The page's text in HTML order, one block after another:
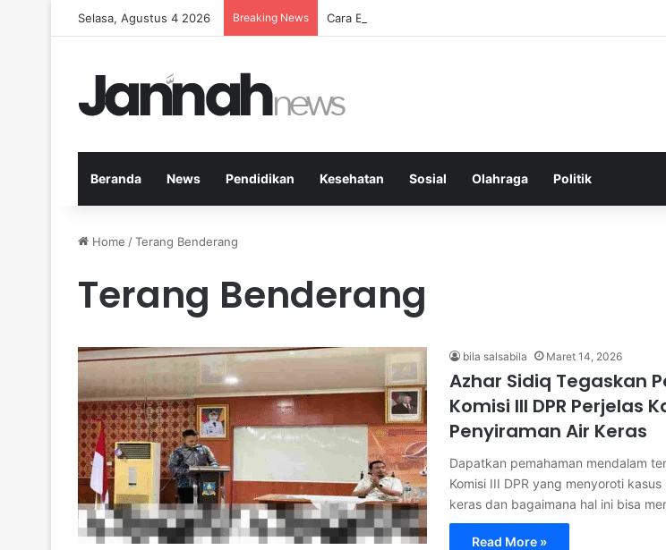
Selasa, Agustus 4 2026 Breaking News Cara Efektif Menjaga Keseimbangan Hormon Wanita
Beranda News Pendidikan Kesehatan Sosial Olahraga Politik
Home /Terang Benderang
Terang Benderang
bila salsabila Maret 14, 2026
Azhar Sidiq Tegaskan
Komisi III DPR Perjelas
Penyiraman Air Keras
Dapatkan pemahaman mendalam
Komisi III DPR yang menyoroti
keras dan bagaimana hal ini bisa
Read More »